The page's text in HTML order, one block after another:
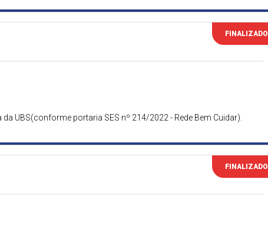
FINALIZADO
UBS(conforme portaria SES nº 214/2022 - Rede Bem Cuidar).
FINALIZADO